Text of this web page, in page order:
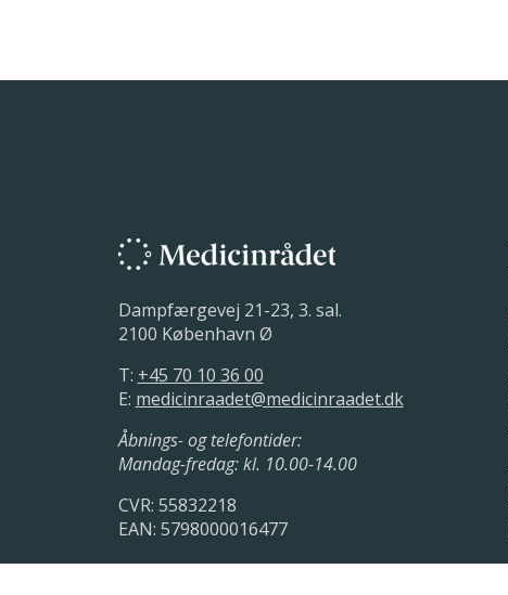
Dampfærgevej 21-23, 3. sal.
2100 København Ø
T: +45 70 10 36 00
E: medicinraadet@medicinraadet.dk
Åbnings- og telefontider:
Mandag-fredag: kl. 10.00-14.00
CVR: 55832218
EAN: 5798000016477
LinkedIn